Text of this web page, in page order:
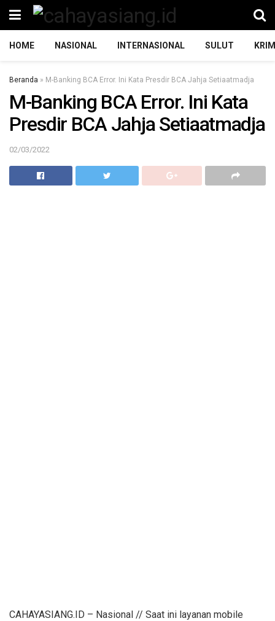
HOME NASIONAL INTERNASIONAL SULUT
Beranda » M-Banking BCA Error. Ini Kata Presdir BCA Jahja Setiaatmadja
M-Banking BCA Error. Ini Kata
Presdir BCA Jahja Setiaatmadja
02/03/2022
CAHAYASIANG.ID – Nasional // Saat ini layanan mobile